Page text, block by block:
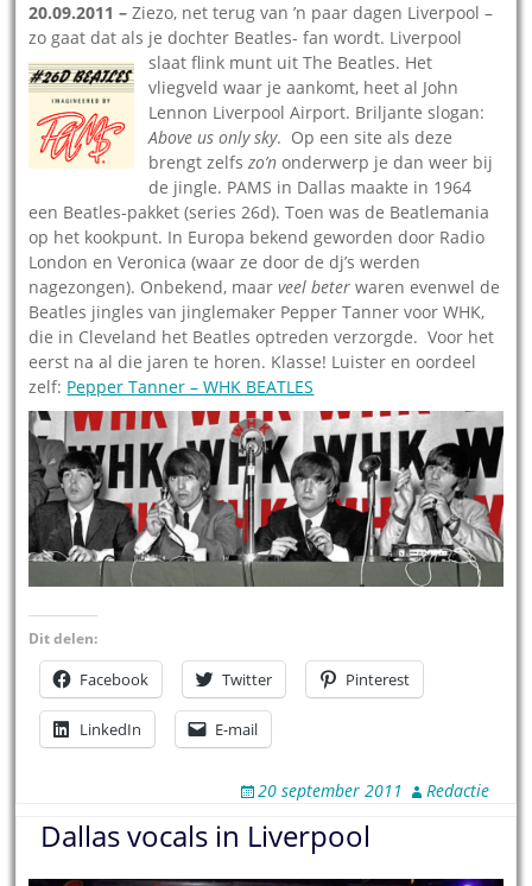
20.09.2011 –Ziezo, net terug van ’n paar dagen Liverpool –
zo gaat dat als je dochter Beatles- fan wordt. Liverpool
slaat flink munt uit The Beatles. Het
vliegveld waar je aankomt, heet al John
Lennon Liverpool Airport. Briljante slogan:
Above us only sky. Op een site als deze
brengt zelfszo’n onderwerp je dan weer bij
de jingle. PAMS in Dallas maakte in 1964
een Beatles-pakket (series 26d). Toen was de Beatlemania
op het kookpunt. In Europa bekend geworden door Radio
London en Veronica (waar ze door de dj’s werden
nagezongen). Onbekend, maarveel beter waren evenwel de
Beatles jingles van jinglemaker Pepper Tanner voor WHK,
die in Cleveland het Beatles optreden verzorgde. Voor het
eerst na al die jaren te horen. Klasse! Luister en oordeel
zelf: Pepper Tanner – WHK BEATLES
Dit delen:
Facebook Twitter Pinterest
LinkedIn E-mail
20 september 2011 Redactie
Dallas vocals in Liverpool